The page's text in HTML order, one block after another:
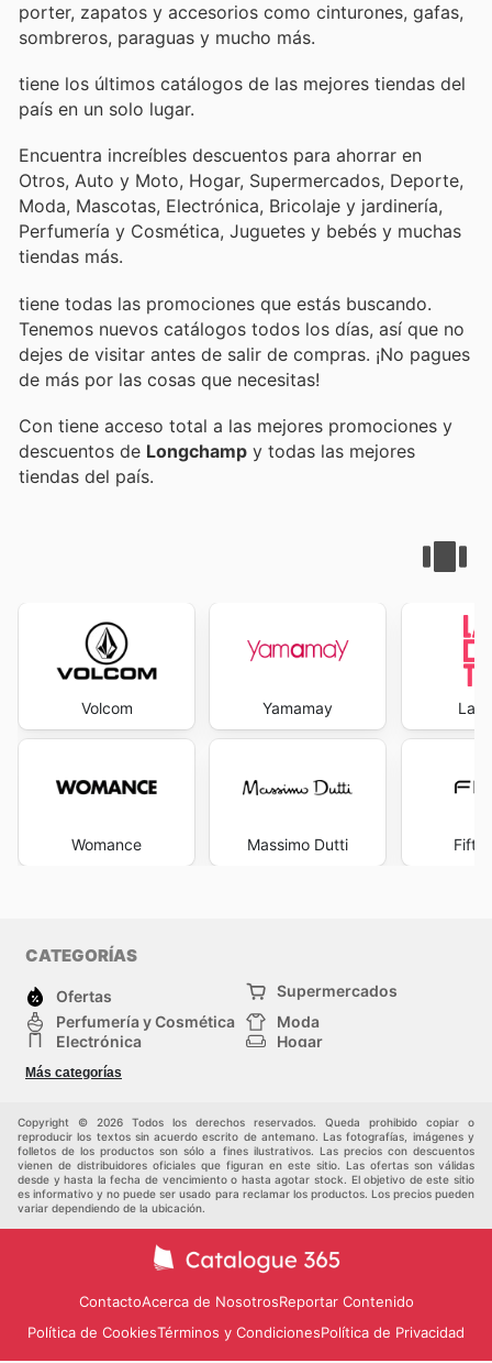
porter, zapatos y accesorios como cinturones, gafas,
sombreros, paraguas y mucho más.
tiene los últimos catálogos de las mejores tiendas del
país en un solo lugar.
Encuentra increíbles descuentos para ahorrar en
Otros, Auto y Moto, Hogar, Supermercados, Deporte,
Moda, Mascotas, Electrónica, Bricolaje y jardinería,
Perfumería y Cosmética, Juguetes y bebés y muchas
tiendas más.
tiene todas las promociones que estás buscando.
Tenemos nuevos catálogos todos los días, así que no
dejes de visitar antes de salir de compras. ¡No pagues
de más por las cosas que necesitas!
Con tiene acceso total a las mejores promociones y
descuentos de Longchamp y todas las mejores
tiendas del país.
Volcom
Womance
Yamamay
Massimo Dutti
La
Fifty
CATEGORÍAS
Ofertas
Supermercados
Perfumería y Cosmética
Moda
Electrónica
Hogar
Deporte
Juguetes y bebés
Más categorías
Copyright © 2026 Todos los derechos reservados. Queda prohibido copiar o
reproducir los textos sin acuerdo escrito de antemano. Las fotografías, imágenes y
folletos de los productos son sólo a fines ilustrativos. Las precios con descuentos
vienen de distribuidores oficiales que figuran en este sitio. Las ofertas son válidas
desde y hasta la fecha de vencimiento o hasta agotar stock. El objetivo de este sitio
es informativo y no puede ser usado para reclamar los productos. Los precios pueden
variar dependiendo de la ubicación.
ContactoAcerca de NosotrosReportar Contenido
Política de CookiesTérminos y CondicionesPolítica de Privacidad